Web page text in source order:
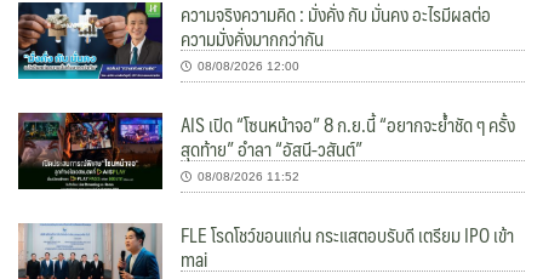
ความจริงความคิด : มั่งคั่ง กับ มั่นคง อะไรมีผลต่อ
ความมั่งคั่งมากกว่ากัน
08/08/2026 12:00
AIS เปิด “โซนหน้าจอ” 8 ก.ย.นี้ “อยากจะย้ำชัด ๆ ครั้ง
สุดท้าย” อำลา “อัสนี-วสันต์”
08/08/2026 11:52
FLE โรดโชว์ขอนแก่น กระแสตอบรับดี เตรียม IPO เข้า
mai